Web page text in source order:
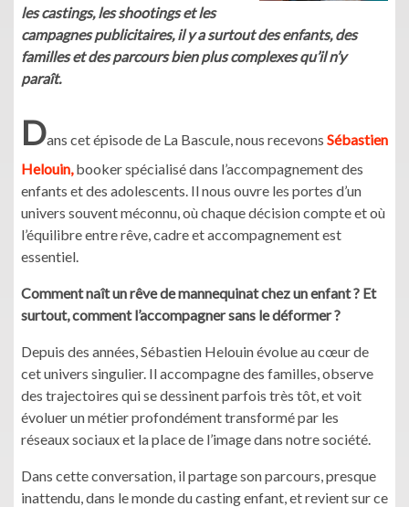
les castings, les shootings et les
campagnes publicitaires, il y a surtout des enfants, des
familles et des parcours bien plus complexes qu’il n’y
paraît.
Dans cet épisode de La Bascule, nous recevons Sébastien
Helouin, booker spécialisé dans l’accompagnement des
enfants et des adolescents. Il nous ouvre les portes d’un
univers souvent méconnu, où chaque décision compte et où
l’équilibre entre rêve, cadre et accompagnement est
essentiel.
Comment naît un rêve de mannequinat chez un enfant ? Et
surtout, comment l’accompagner sans le déformer ?
Depuis des années, Sébastien Helouin évolue au cœur de
cet univers singulier. Il accompagne des familles, observe
des trajectoires qui se dessinent parfois très tôt, et voit
évoluer un métier profondément transformé par les
réseaux sociaux et la place de l’image dans notre société.
Dans cette conversation, il partage son parcours, presque
inattendu, dans le monde du casting enfant, et revient sur ce